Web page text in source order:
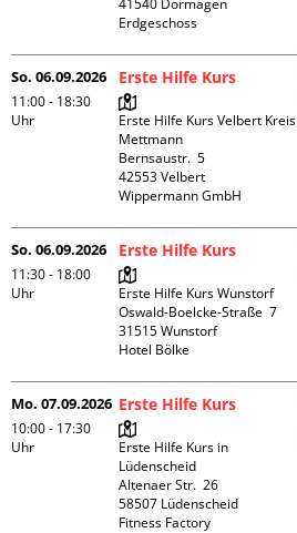
41540 Dormagen
Erdgeschoss
So. 06.09.2026
11:00 - 18:30
Uhr
Erste Hilfe Kurs
Erste Hilfe Kurs Velbert Kreis
Mettmann
Bernsaustr.  5
42553 Velbert
Wippermann GmbH
So. 06.09.2026
11:30 - 18:00
Uhr
Erste Hilfe Kurs
Erste Hilfe Kurs Wunstorf
Oswald-Boelcke-Straße  7
31515 Wunstorf
Hotel Bölke
Mo. 07.09.2026
10:00 - 17:30
Uhr
Erste Hilfe Kurs
Erste Hilfe Kurs in
Lüdenscheid
Altenaer Str.  26
58507 Lüdenscheid
Fitness Factory